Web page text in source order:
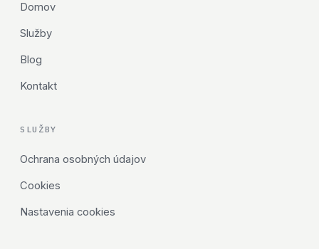
Domov
Služby
Blog
Kontakt
SLUŽBY
Ochrana osobných údajov
Cookies
Nastavenia cookies